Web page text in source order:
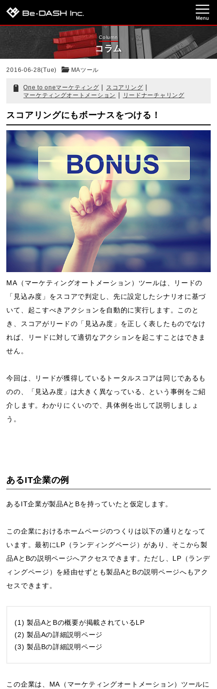
Column
コラム
2016-06-28(Tue) MAツール
One to oneマーケティング | スコアリング |
マーケティングオートメーション | リードナーチャリング
スコアリングにもボーナスをつける！
MA（マーケティングオートメーション）ツールは、リードの
「見込み度」をスコアで判定し、先に設定したシナリオに基づ
いて、起こすべきアクションを自動的に実行します。このと
き、スコアがリードの「見込み度」を正しく表したものでなけ
れば、リードに対して適切なアクションを起こすことはできま
せん。
今回は、リードが獲得しているトータルスコアは同じであるも
のの、「見込み度」は大きく異なっている、という事例をご紹
介します。わかりにくいので、具体例を出して説明しましょ
う。
あるIT企業の例
あるIT企業が製品AとBを持っていたと仮定します。
この企業におけるホームページのつくりは以下の通りとなって
います。最初にLP（ランディングページ）があり、そこから製
品AとBの説明ページへアクセスできます。ただし、LP（ランデ
ィングページ）を経由せずとも製品AとBの説明ページへもアク
セスできます。
(1) 製品AとBの概要が掲載されているLP
(2) 製品Aの詳細説明ページ
(3) 製品Bの詳細説明ページ
この企業は、MA（マーケティングオートメーション）ツールに